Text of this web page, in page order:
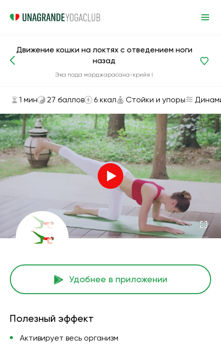
Стойки и упоры
Движение кошки на локтях с отведением ноги
назад
Эка пада марджарасана-крийя I
1 мин 27 баллов 6 ккал Стойки и упоры
Удобнее в приложении
Полезный эффект
Активирует весь организм